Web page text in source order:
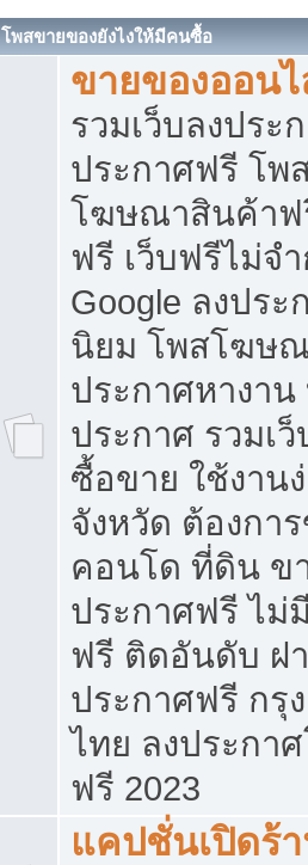
โพสขายของยังไงให้มีคนซื้อ
ขายของออน
รวมเว็บลงประ
ประกาศฟรี โพ
โฆษณาสินค้าฟ
ฟรี เว็บฟรีไม่จ
Google ลงปร
นิยม โพสโฆษ
ประกาศหางาน
ประกาศ รวมเ
ซื้อขาย ใช้งาน
จังหวัด ต้องกา
คอนโด ที่ดิน ข
ประกาศฟรี ไม่
ฟรี ติดอันดับ ฝ
ประกาศฟรี กรุ
ไทย ลงประกา
ฟรี 2023
แคปชั่นเปิดร้